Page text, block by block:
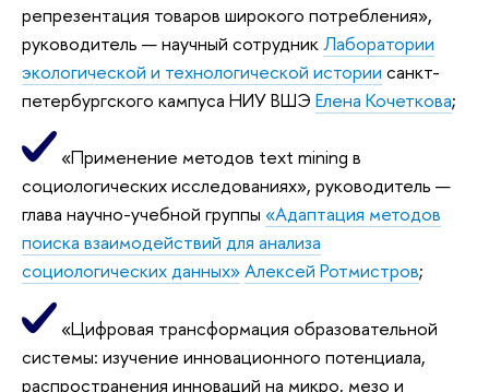
репрезентация товаров широкого потребления»,
руководитель — научный сотрудникЛаборатории
экологической и технологической истории санкт-
петербургского кампуса НИУ ВШЭ Елена Кочеткова;
«Применение методов text mining в
социологических исследованиях», руководитель —
глава научно-учебной группы «Адаптация методов
поиска взаимодействий для анализа
социологических данных»Алексей Ротмистров;
«Цифровая трансформация образовательной
системы: изучение инновационного потенциала,
распространения инноваций на микро, мезо и